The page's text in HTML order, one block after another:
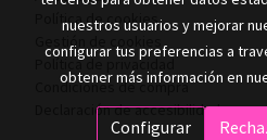
Política de cookies
Gestión de cookies
Política de privacidad
Condiciones de compra
Declaración de accesibilidad
nuestros usuarios y mejorar
configurar tus preferencias a
obtener más información en
Configurar